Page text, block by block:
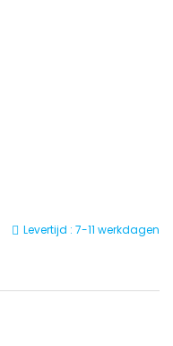
Levertijd : 7-11 werkdagen